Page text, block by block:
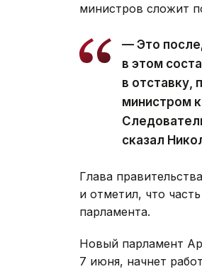
министров сложит
— Это
в этом
в отставку,
министром
сказал
Глава
и отметил, что
парламента.
Новый парламент
7 июня, начнет